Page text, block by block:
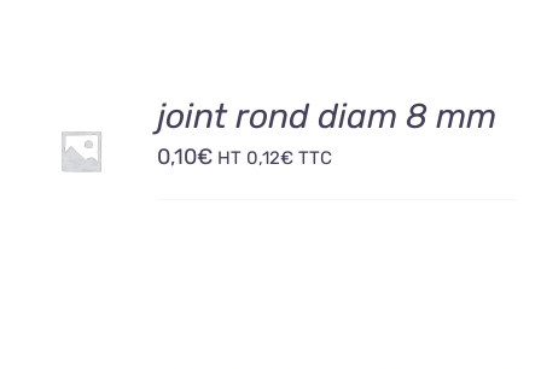
AU
PANIER
joint rond diam 8 mm
0,10€ HT 0,12€ TTC